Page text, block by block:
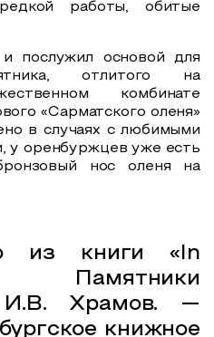
работы, обитые
послужил основой для
отлитого на
комбинате
«Сарматского оленя»
в случаях с любимыми
у оренбуржцев уже есть
нос оленя на
из книги «In
Памятники
И.В. Храмов. —
книжное